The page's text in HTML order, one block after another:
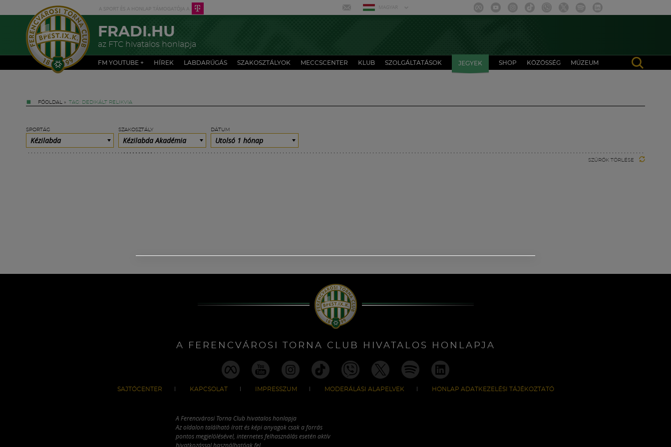
MAGYAR
FRADI.HU
az FTC hivatalos honlapja
FM YOUTUBE + HÍREK LABDARÚGÁS SZAKOSZTÁLYOK MECCSCENTER KLUB SZOLGÁLTATÁSOK JEGYEK SHOP KÖZÖSSÉG MÚZEUM
FŐOLDAL » TAG: DEDIKÁLT RELIKVIA
SPORTÁG
Kézilabda
SZAKOSZTÁLY
Kézilabda Akadémia
DÁTUM
Utolsó 1 hónap
SZŰRŐK TÖRLÉSE
A FERENCVÁROSI TORNA CLUB HIVATALOS HONLAPJA
SAJTÓCENTER KAPCSOLAT IMPRESSZUM MODERÁLÁSI ALAPELVEK HONLAP ADATKEZELÉSI TÁJÉKOZTATÓ
A Ferencvárosi Torna Club hivatalos honlapja
Az oldalon található írott és képi anyagok csak a forrás
pontos megjelölésével, internetes felhasználás esetén aktív
hivatkozással használhatóak fel.